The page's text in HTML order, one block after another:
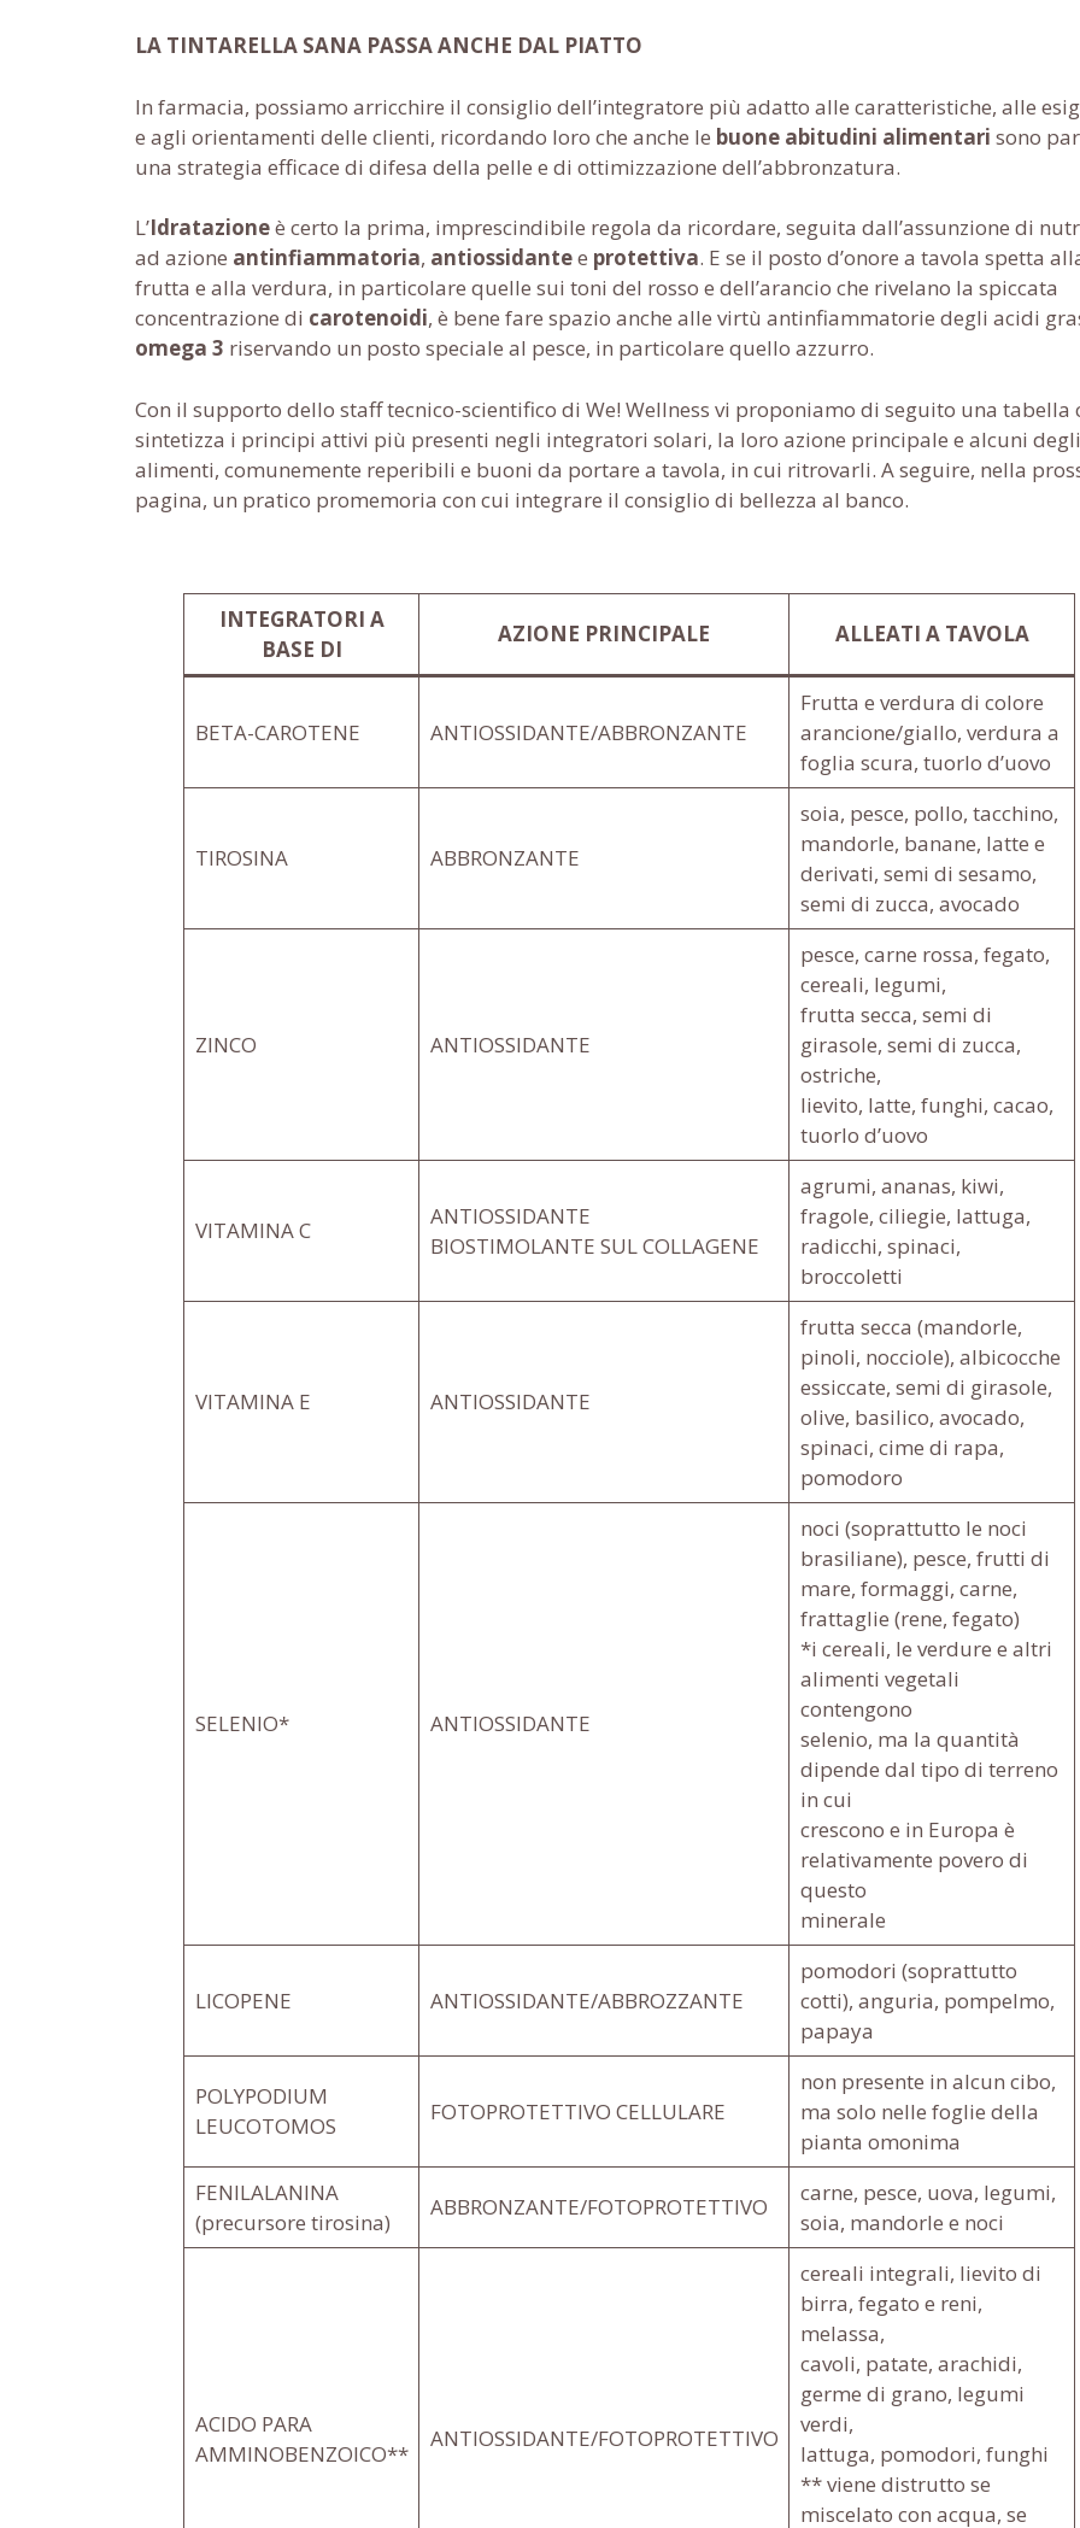
LA TINTARELLA SANA PASSA ANCHE DAL PIATTO
In farmacia, possiamo arricchire il consiglio dell’integratore più adatto alle caratteristiche, alle
e agli orientamenti delle clienti, ricordando loro che anche le buone abitudini alimentari sono
una strategia efficace di difesa della pelle e di ottimizzazione dell’abbronzatura.
L’Idratazioneè certo la prima, imprescindibile regola da ricordare, seguita dall’assunzione di
ad azione antinfiammatoria, antiossidantee protettiva. E se il posto d’onore a tavola spetta
frutta e alla verdura, in particolare quelle sui toni del rosso e dell’arancio che rivelano la spiccata
concentrazione di carotenoidi, è bene fare spazio anche alle virtù antinfiammatorie degli acidi
omega 3 riservando un posto speciale al pesce, in particolare quello azzurro.
Con il supporto dello staff tecnico-scientifico di We! Wellness vi proponiamo di seguito una tabella
sintetizza i principi attivi più presenti negli integratori solari, la loro azione principale e alcuni degli
alimenti, comunemente reperibili e buoni da portare a tavola, in cui ritrovarli. A seguire, nella
pagina, un pratico promemoria con cui integrare il consiglio di bellezza al banco.
INTEGRATORI A
BASE DI
AZIONE PRINCIPALE ALLEATI A TAVOLA
BETA-CAROTENE ANTIOSSIDANTE/ABBRONZANTE
Frutta e verdura di colore
arancione/giallo, verdura a
foglia scura, tuorlo d’uovo
TIROSINA ABBRONZANTE
soia, pesce, pollo, tacchino,
mandorle, banane, latte e
derivati, semi di sesamo,
semi di zucca, avocado
ZINCO ANTIOSSIDANTE
pesce, carne rossa, fegato,
cereali, legumi,
frutta secca, semi di
girasole, semi di zucca,
ostriche,
lievito, latte, funghi, cacao,
tuorlo d’uovo
VITAMINA C
ANTIOSSIDANTE
BIOSTIMOLANTE SUL COLLAGENE
agrumi, ananas, kiwi,
fragole, ciliegie, lattuga,
radicchi, spinaci,
broccoletti
VITAMINA E ANTIOSSIDANTE
frutta secca (mandorle,
pinoli, nocciole), albicocche
essiccate, semi di girasole,
olive, basilico, avocado,
spinaci, cime di rapa,
pomodoro
SELENIO* ANTIOSSIDANTE
noci (soprattutto le noci
brasiliane), pesce, frutti di
mare, formaggi, carne,
frattaglie (rene, fegato)
*i cereali, le verdure e altri
alimenti vegetali
contengono
selenio, ma la quantità
dipende dal tipo di terreno
in cui
crescono e in Europa è
relativamente povero di
questo
minerale
LICOPENE ANTIOSSIDANTE/ABBROZZANTE
pomodori (soprattutto
cotti), anguria, pompelmo,
papaya
POLYPODIUM
LEUCOTOMOS
FOTOPROTETTIVO CELLULARE
non presente in alcun cibo,
ma solo nelle foglie della
pianta omonima
FENILALANINA
(precursore tirosina)
ABBRONZANTE/FOTOPROTETTIVO
carne, pesce, uova, legumi,
soia, mandorle e noci
ACIDO PARA
AMMINOBENZOICO**
ANTIOSSIDANTE/FOTOPROTETTIVO
cereali integrali, lievito di
birra, fegato e reni,
melassa,
cavoli, patate, arachidi,
germe di grano, legumi
verdi,
lattuga, pomodori, funghi
** viene distrutto se
miscelato con acqua, se